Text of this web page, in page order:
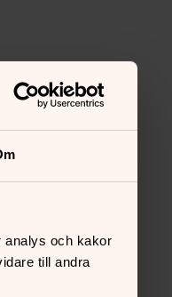
analys och kakor
till andra